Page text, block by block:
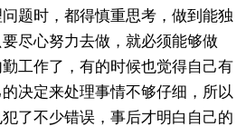
题时，都得慎重思考，做到能独
尽心努力去做，就必须能够做
工作了，有的时候也觉得自己有
决定来处理事情不够仔细，所以
了不少错误，事后才明白自己的